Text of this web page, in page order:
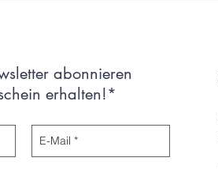
abonnieren
erhalten!*